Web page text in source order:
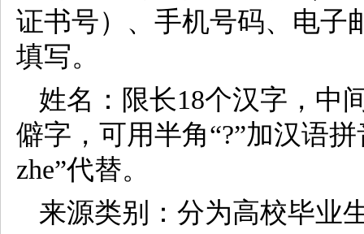
证书号）、手机号码、电子
填写。
姓名：限长18个汉字，中
僻字，可用半角“?”加汉语
zhe”代替。
来源类别：分为高校毕业